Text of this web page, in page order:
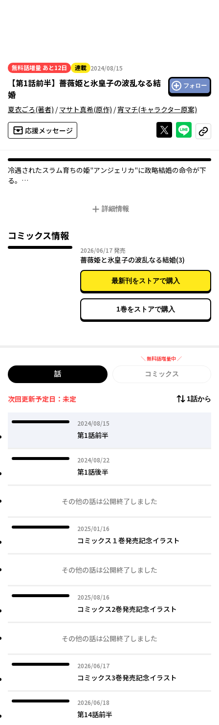
無料話増量 あと12日 連載 2024/08/15
2024年08月15日
【第1話前半】 薔薇姫と氷皇子の波乱なる結
婚
フォロー
夏衣ごろ(著者) /マサト真希(原作) /宵マチ(キャラクター原案)
応援メッセージ Xで投稿する
ライン
コピー
冷遇されたスラム育ちの姫"アンジェリカ"に政略結婚の命令が下
る。
しかし実際の彼は、不愛想だが心優しい美少年で――!?
後ろ盾のないエイベルは皇位継承権を狙う貴族たちから命を狙わ
れ
窮地に追いやられるが、2人は力を合わせて華麗なる逆転を狙う！
痛快逆転劇＆シンデレラロマンス！
詳細情報
コミックス情報
2026/06/172026年06月17日
発売
薔薇姫と氷皇子の波乱なる結婚(3)
最新刊をストアで購入
1巻をストアで購入
＼ 無料話増量中 ／
話 無料話増量中
コミックス
次回更新予定日：未定 1話から
2024/08/15
2024年08月15日
第1話前半
2024/08/22
2024年08月22日
第1話後半
その他の話は公開終了しました
2025/01/16
2025年01月16日
コミックス１巻発売記念イラスト
その他の話は公開終了しました
2025/08/16
2025年08月16日
コミックス2巻発売記念イラスト
その他の話は公開終了しました
2026/06/17
2026年06月17日
コミックス3巻発売記念イラスト
2026/06/18
2026年06月18日
第14話前半